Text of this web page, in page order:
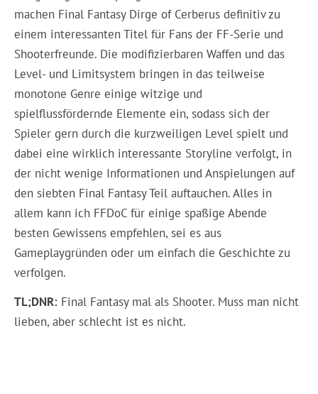
machen Final Fantasy Dirge of Cerberus definitiv zu
einem interessanten Titel für Fans der FF-Serie und
Shooterfreunde. Die modifizierbaren Waffen und das
Level- und Limitsystem bringen in das teilweise
monotone Genre einige witzige und
spielflussfördernde Elemente ein, sodass sich der
Spieler gern durch die kurzweiligen Level spielt und
dabei eine wirklich interessante Storyline verfolgt, in
der nicht wenige Informationen und Anspielungen auf
den siebten Final Fantasy Teil auftauchen. Alles in
allem kann ich FFDoC für einige spaßige Abende
besten Gewissens empfehlen, sei es aus
Gameplaygründen oder um einfach die Geschichte zu
verfolgen.
TL;DNR: Final Fantasy mal als Shooter. Muss man nicht
lieben, aber schlecht ist es nicht.